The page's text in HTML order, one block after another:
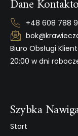
Dane
+48 608 788
Biuro Obsługi
20:00 w dni
Szybka
Start